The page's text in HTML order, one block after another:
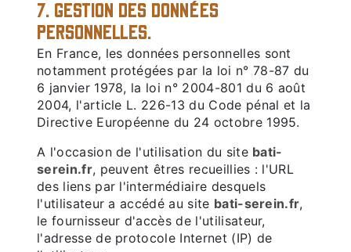
7. GESTION DES DONNÉES
PERSONNELLES.
En France, les données personnelles sont
notamment protégées par la loi n° 78-87 du
6 janvier 1978, la loi n° 2004-801 du 6 août
2004, l'article L. 226-13 du Code pénal et la
Directive Européenne du 24 octobre 1995.
A l'occasion de l'utilisation du site bati-
serein.fr, peuvent êtres recueillies : l'URL
des liens par l'intermédiaire desquels
l'utilisateur a accédé au site bati-serein.fr,
le fournisseur d'accès de l'utilisateur,
l'adresse de protocole Internet (IP) de